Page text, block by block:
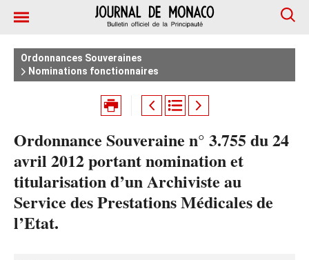
Ordonnances Souveraines
Nominations fonctionnaires
Ordonnance Souveraine n° 3.755 du 24
avril 2012 portant nomination et
titularisation d’un Archiviste au
Service des Prestations Médicales de
l’Etat.